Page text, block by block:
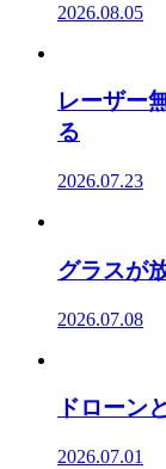
2026.08.05
レーザー
る
2026.07.23
グラスが
2026.07.08
ドロー
2026.07.01